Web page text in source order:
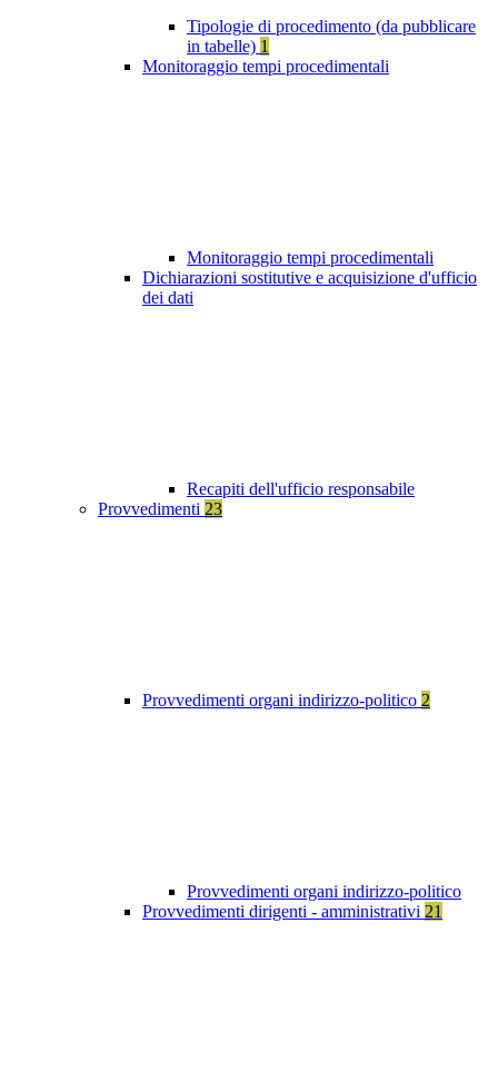
Tipologie di procedimento (da pubblicare
in tabelle) 1
Monitoraggio tempi procedimentali
Monitoraggio tempi procedimentali
Dichiarazioni sostitutive e acquisizione d'ufficio
dei dati
Recapiti dell'ufficio responsabile
Provvedimenti 23
Provvedimenti organi indirizzo-politico 2
Provvedimenti organi indirizzo-politico
Provvedimenti dirigenti - amministrativi 21